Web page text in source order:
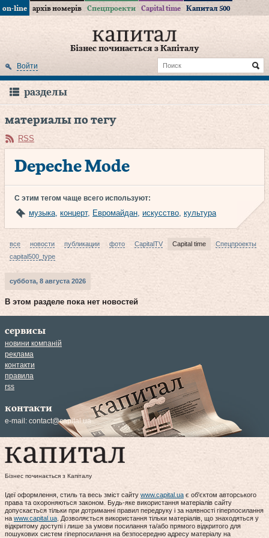
on-line архів номерів Спецпроекти Capital time Капитал 500
Бізнес починається з Капіталу
Войти
разделы
материалы по тегу
RSS
Depeche Mode
С этим тегом чаще всего используют:
музыка, концерт, Евромайдан, искусство, культура
все новости публикации фото CapitalTV Capital time
Спецпроекты
capital500_type
суббота, 8 августа 2026
В этом разделе пока нет новостей
сервисы
новини компаній
реклама
контакти
правила
rss
контакти
e-mail: contact@capital.ua
Бізнес починається з Капіталу
Ідеї оформлення, стиль та весь зміст сайту www.capital.ua є об'єктом авторського
права та охороняються законом. Будь-яке використання матеріалів сайту
допускається тільки при дотриманні правил передруку і за наявності гіперпосилання
на www.capital.ua . Дозволяється використання тільки матеріалів, що знаходяться у
відкритому доступі і лише за умови посилання та/або прямого відкритого для
пошукових систем гіперпосилання на безпосередню адресу матеріалу на